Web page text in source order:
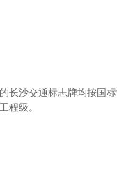
长沙交通标志牌均按国
程级。